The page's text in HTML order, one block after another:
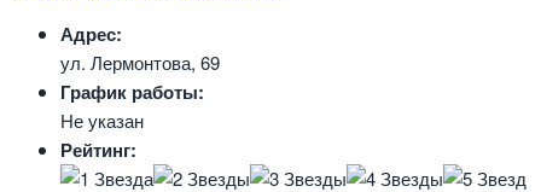
Адрес:
ул. Лермонтова, 69
График работы:
Не указан
Рейтинг: